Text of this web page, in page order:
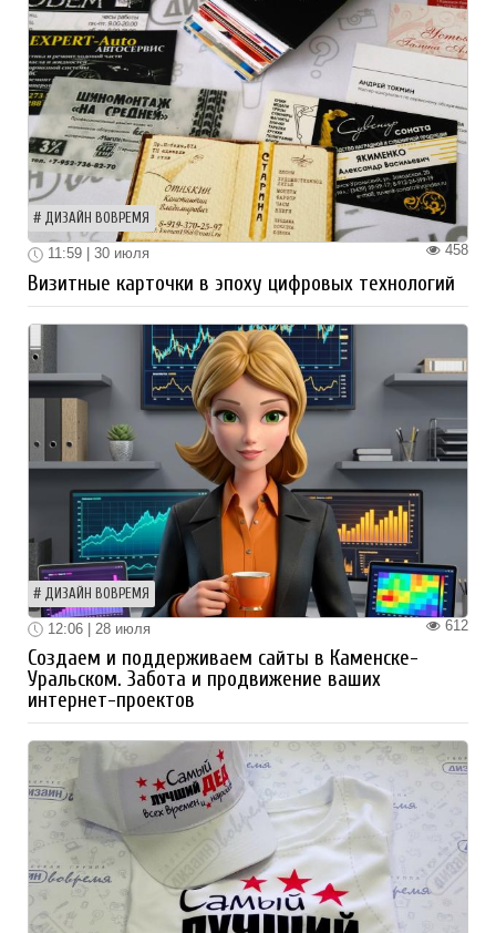
ДИЗАЙН ВОВРЕМЯ
458
11:59 | 30 июля
Визитные карточки в эпоху цифровых технологий
ДИЗАЙН ВОВРЕМЯ
612
12:06 | 28 июля
Создаем и поддерживаем сайты в Каменске-
Уральском. Забота и продвижение ваших
интернет-проектов